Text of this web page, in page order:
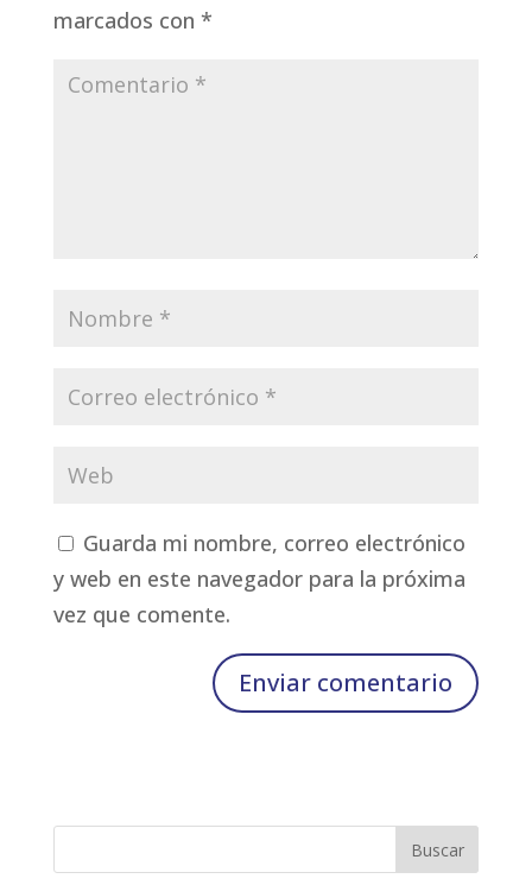
marcados con *
Guarda mi nombre, correo electrónico
y web en este navegador para la próxima
vez que comente.